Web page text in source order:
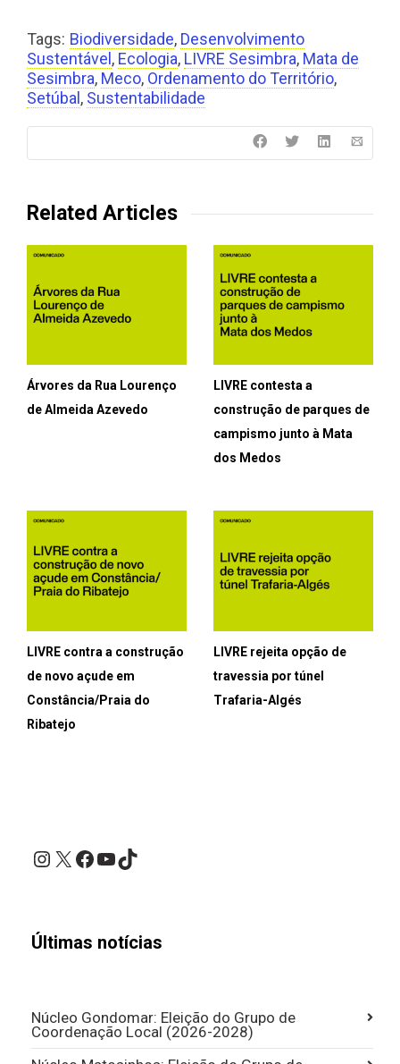
Tags: Biodiversidade, Desenvolvimento
Sustentável , Ecologia, LIVRE Sesimbra, Mata de
Sesimbra, Meco, Ordenamento do Território,
Setúbal , Sustentabilidade
Related Articles
Árvores da Rua Lourenço
de Almeida Azevedo
LIVRE contesta a
construção de parques de
campismo junto à Mata
dos Medos
LIVRE contra a construção
de novo açude em
Constância/Praia do
Ribatejo
LIVRE rejeita opção de
travessia por túnel
Trafaria-Algés
Instagram
X Facebook
YouTube
Últimas notícias
Núcleo Gondomar: Eleição do Grupo de
Coordenação Local (2026-2028)